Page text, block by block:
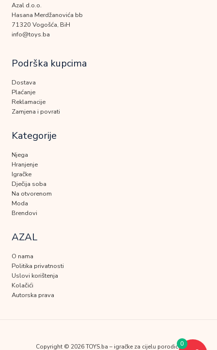
Azal d.o.o.
Hasana Merdžanovića bb
71320 Vogošća, BiH
info@toys.ba
Podrška kupcima
Dostava
Plaćanje
Reklamacije
Zamjena i povrati
Kategorije
Njega
Hranjenje
Igračke
Dječija soba
Na otvorenom
Moda
Brendovi
AZAL
O nama
Politika privatnosti
Uslovi korištenja
Kolačići
Autorska prava
Copyright © 2026 TOYS.ba – igračke za cijelu porodicu0